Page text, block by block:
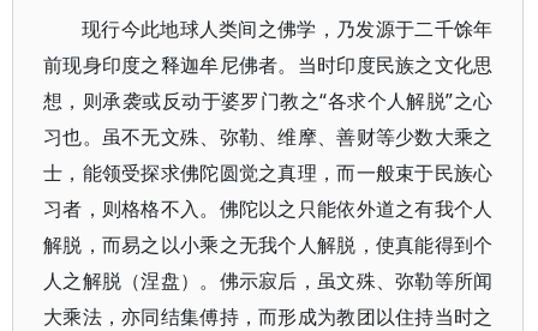
现行今此地球人类间之佛学，乃发源于二千馀年
前现身印度之释迦牟尼佛者。当时印度民族之文化思
想，则承袭或反动于婆罗门教之“各求个人解脱”之心
习也。虽不无文殊、弥勒、维摩、善财等少数大乘之
士，能领受探求佛陀圆觉之真理，而一般束于民族心
习者，则格格不入。佛陀以之只能依外道之有我个人
解脱，而易之以小乘之无我个人解脱，使真能得到个
人之解脱（涅盘）。佛示寂后，虽文殊、弥勒等所闻
大乘法，亦同结集傅持，而形成为教团以住持当时之